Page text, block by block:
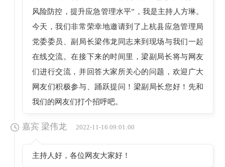
风险防控，提升应急管理水平”，我是主持人方琳。
今天，我们非常荣幸地邀请到了上杭县应急管理局
党委委员、副局长梁伟龙同志来到现场与我们一起
在线交流。在接下来的时间里，梁副局长将与网友
们进行交流，并回答大家所关心的问题，欢迎广大
网友们积极参与、踊跃提问！梁副局长您好！先和
我们的网友们打个招呼吧。
嘉宾 梁伟龙 2022-11-16 09:01:00
主持人好，各位网友大家好！